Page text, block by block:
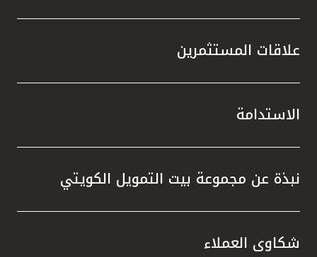
علاقات المستثمرين
الاستدامة
نبذة عن مجموعة بيت التمويل الكويتي
شكاوى العملاء